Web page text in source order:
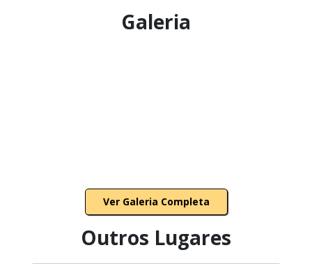
Galeria
Ver Galeria Completa
Outros Lugares